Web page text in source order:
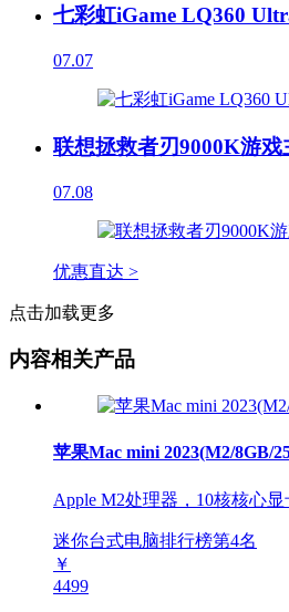
七彩虹iGame LQ360
07.07
联想拯救者刃9000K游戏
07.08
优惠直达 >
点击加载更多
内容相关产品
苹果Mac mini 2023(M2/8GB/
Apple M2处理器，10核核心
迷你台式电脑排行榜第4名
￥
4499